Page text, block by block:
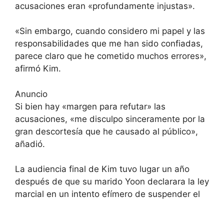
acusaciones eran «profundamente injustas».
«Sin embargo, cuando considero mi papel y las
responsabilidades que me han sido confiadas,
parece claro que he cometido muchos errores»,
afirmó Kim.
Anuncio
Si bien hay «margen para refutar» las
acusaciones, «me disculpo sinceramente por la
gran descortesía que he causado al público»,
añadió.
La audiencia final de Kim tuvo lugar un año
después de que su marido Yoon declarara la ley
marcial en un intento efímero de suspender el